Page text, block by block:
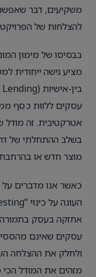
משקיעים, דבר
להצלחות של
בבסיסו של מימון
מציע גישה ייחודית
עסקים ללוות כסף
אטרקטיבית. זה
בשלב ההתחלתי של
מוצר חדש או
כאשר אנו מדברים
אחזקה בעסק
עסקים שאינם
ולחלק את ההצלחה
מזהים את המודל